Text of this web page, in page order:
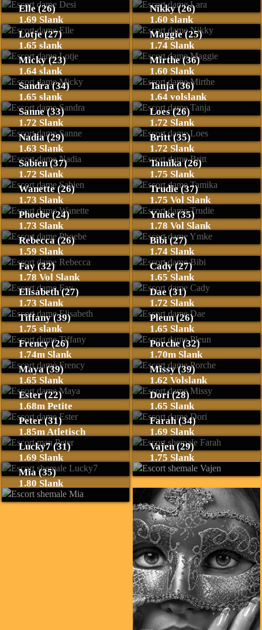
Elle (26)
1.69 Slank
Nikky (26)
1.60 slank
Lotje (27)
1.65 slank
Maggie (25)
1.74 Slank
Micky (23)
1.64 slank
Mirthe (36)
1.60 Slank
Sandra (34)
1.65 slank
Tanja (36)
1.64 volslank
Sanne (33)
1.72 Slank
Loes (26)
1.72 Slank
Nadia (29)
1.63 Slank
Britt (35)
1.72 Slank
Sabien (37)
1.72 Slank
Tamika (26)
1.75 Slank
Wanette (26)
1.73 Slank
Trudie (37)
1.75 Vol Slank
Phoebe (24)
1.73 Slank
Ymke (35)
1.78 Vol Slank
Rebecca (26)
1.59 Slank
Bibi (27)
1.74 Slank
Fay (32)
1.78 Vol Slank
Cady (27)
1.65 Slank
Elisabeth (27)
1.73 Slank
Dae (31)
1.72 Slank
Tiffany (39)
1.75 slank
Pleun (26)
1.65 Slank
Frency (26)
1.74m Slank
Porche (32)
1.70m Slank
Maya (39)
1.65 Slank
Missy (39)
1.62 Volslank
Ester (22)
1.68m Petite
Dori (28)
1.65 Slank
Peter (31)
1.85m Atletisch
Farah (34)
1.69 Slank
Lucky7 (31)
1.69 Slank
Vajen (29)
1.75 Slank
Mia (35)
1.80 Slank